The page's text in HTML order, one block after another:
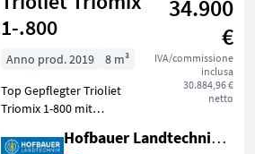
Faresin
1-.800
34.900
€
IVA/commissione
inclusa
30.884,96 €
netto
Anno prod. 2019
8 m³
Top Gepflegter Trioliet
Triomix 1-800 mit
Eletktronische Waage ,
Hofbauer Landtechnik GmbH